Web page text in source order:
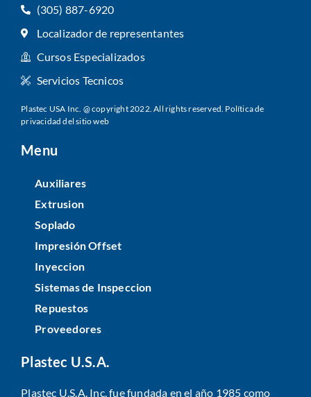
(305) 887-6920
Localizador de representantes
Cursos Especializados
Servicios Tecnicos
Plastec USA Inc. @ copyright 2022. All rights reserved. Política de
privacidad del sitio web
Menu
Auxiliares
Extrusion
Soplado
Impresión Offset
Inyeccion
Sistemas de Inspeccion
Repuestos
Proveedores
Plastec U.S.A.
Plastec U.S.A. Inc. fue fundada en el año 1985 como